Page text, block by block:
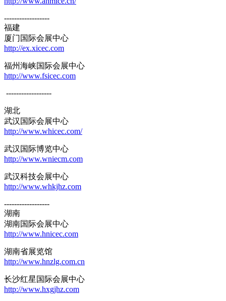
------------------
福建
厦门国际会展中心
http://ex.xicec.com
福州海峡国际会展中心
http://www.fsicec.com
------------------
湖北
武汉国际会展中心
http://www.whicec.com/
武汉国际博览中心
http://www.wniecm.com
武汉科技会展中心
http://www.whkjhz.com
------------------
湖南
湖南国际会展中心
http://www.hnicec.com
湖南省展览馆
http://www.hnzlg.com.cn
长沙红星国际会展中心
http://www.hxgjhz.com